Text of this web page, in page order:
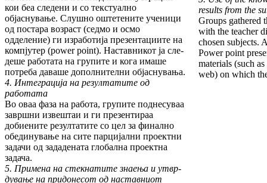
re­sults from the
Groups gathered
with the teacher
cho­sen subjects.
Power point
materials (such
web) on which
кои беа следени и со текстуално
објаснување. Слуш­но оштетените ученици
од постара воз­раст (седмо и осмо
одделение) ги из­работија пре­зентациите на
компјутер (power point). Нас­тавникот ја сле­
де­ше работата на гру­пи­те и кога имаше
потреба даваше дополнител­ни објасну­вања.
4. Интеграција на резултатите од
работата
Во оваа фаза на работа, групите поднесуваа
за­вршни извештаи и ги презентираа
добиените ре­зултатите со цел за финално
обединување на сите парцијални проектни
задачи од зададената глобална проектна
задача.
5. Примена на стекнатите знаења и утвр­
дување на придонесот од наставниот